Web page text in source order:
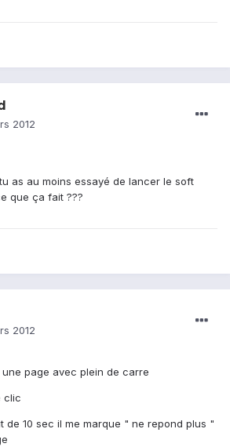
2012
as au moins essayé de lancer le soft
que ça fait ???
2012
page avec plein de carre
clic
de 10 sec il me marque " ne repond plus "